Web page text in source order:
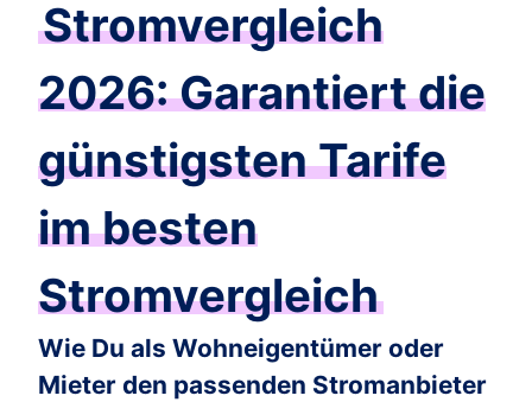
Stromvergleich
2026: Garantiert die
günstigsten Tarife
im besten
Stromvergleich
Wie Du als Wohneigentümer oder
Mieter den passenden Stromanbieter